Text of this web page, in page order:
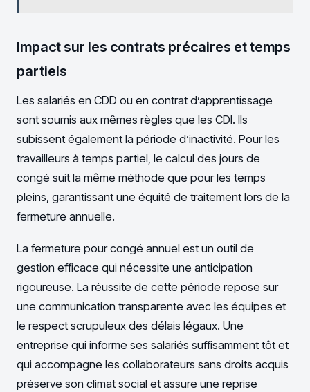
Impact sur les contrats précaires et temps
partiels
Les salariés en CDD ou en contrat d’apprentissage
sont soumis aux mêmes règles que les CDI. Ils
subissent également la période d’inactivité. Pour les
travailleurs à temps partiel, le calcul des jours de
congé suit la même méthode que pour les temps
pleins, garantissant une équité de traitement lors de la
fermeture annuelle.
La fermeture pour congé annuel est un outil de
gestion efficace qui nécessite une anticipation
rigoureuse. La réussite de cette période repose sur
une communication transparente avec les équipes et
le respect scrupuleux des délais légaux. Une
entreprise qui informe ses salariés suffisamment tôt et
qui accompagne les collaborateurs sans droits acquis
préserve son climat social et assure une reprise